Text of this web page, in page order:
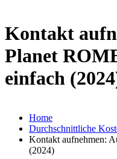
Kontakt
Planet
einfach
Home
Durchschnittliche
Kontakt aufnehmen:
(2024)